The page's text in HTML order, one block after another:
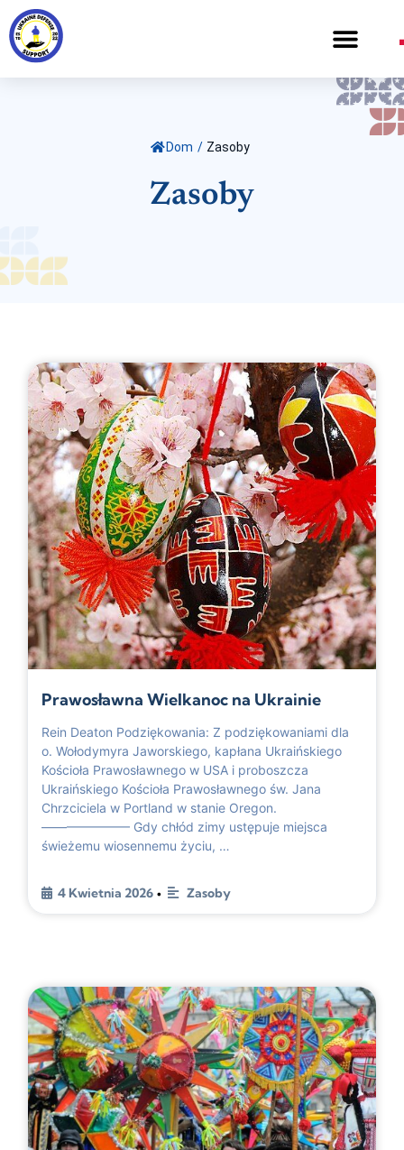
Dom / Zasoby
Zasoby
Prawosławna Wielkanoc na Ukrainie
Rein Deaton Podziękowania: Z podziękowaniami dla
o. Wołodymyra Jaworskiego, kapłana Ukraińskiego
Kościoła Prawosławnego w USA i proboszcza
Ukraińskiego Kościoła Prawosławnego św. Jana
Chrzciciela w Portland w stanie Oregon.
——————— Gdy chłód zimy ustępuje miejsca
świeżemu wiosennemu życiu, …
4 Kwietnia 2026 • Zasoby